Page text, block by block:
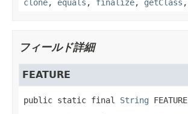
clone, equals , finalize, getClass ,
フィールド詳細
FEATURE
public static final String FEATURE